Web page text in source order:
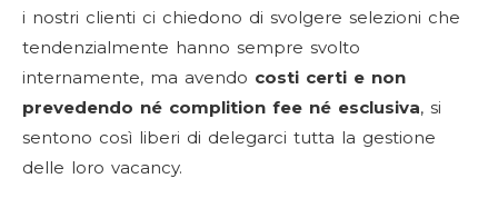
i nostri clienti ci chiedono di svolgere selezioni che
tendenzialmente hanno sempre svolto
internamente, ma avendo costi certi e non
prevedendo né complition fee né esclusiva, si
sentono così liberi di delegarci tutta la gestione
delle loro vacancy.